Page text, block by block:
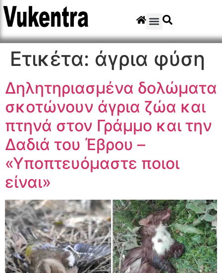
Ετικέτα: άγρια φύση
Δηλητηριασμένα δολώματα
σκοτώνουν άγρια ζώα και
πτηνά στον Γράμμο και την
Δαδιά του Έβρου –
«Υποπτευόμαστε ποιοι
είναι»